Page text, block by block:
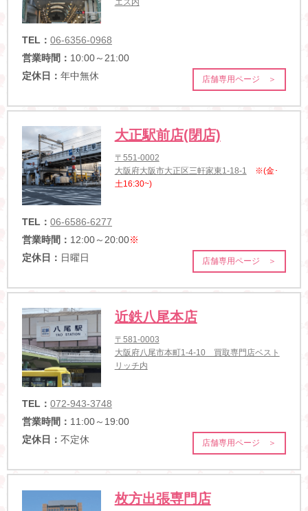
TEL： 06-6356-0968
営業時間： 10:00～21:00
定休日： 年中無休 店舗専用ページ ＞
大正駅前店(閉店)
〒551-0002
大阪府大阪市大正区三軒家東1-18-1
※(金･
土16:30~)
TEL： 06-6586-6277
営業時間： 12:00～20:00※
定休日： 日曜日 店舗専用ページ ＞
近鉄八尾本店
〒581-0003
大阪府八尾市本町1-4-10 買取専門店ベスト
リッチ内
TEL： 072-943-3748
営業時間： 11:00～19:00
定休日： 不定休 店舗専用ページ ＞
枚方出張専門店